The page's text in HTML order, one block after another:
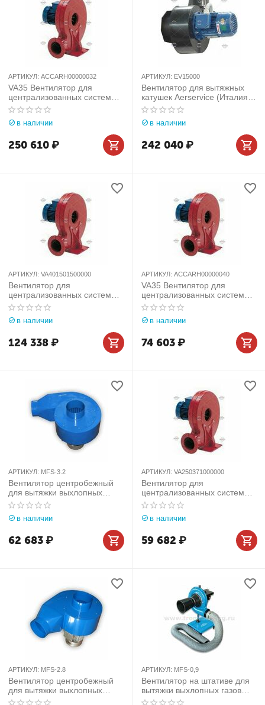
АРТИКУЛ: ACCARH00000032
VA35 Вентилятор для
централизованных систем
Aerservice (Италия) арт.
ACCARH00000032
в наличии
250 610₽
АРТИКУЛ: EV15000
Вентилятор для вытяжных
катушек Aerservice (Италия)
арт. EV15000
в наличии
242 040₽
АРТИКУЛ: VA401501500000
Вентилятор для
централизованных систем
Aerservice (Италия) арт.
VA401501500000
в наличии
124 338₽
АРТИКУЛ: ACCARH00000040
VA35 Вентилятор для
централизованных систем
Aerservice (Италия) арт.
ACCARH00000040
в наличии
74 603₽
АРТИКУЛ: MFS-3.2
Вентилятор центробежный
для вытяжки выхлопных
газов MFS (3200 м³/час)
в наличии
62 683₽
АРТИКУЛ: VA250371000000
Вентилятор для
централизованных систем
Aerservice (Италия) арт.
VA250371000000
в наличии
59 682 ₽
АРТИКУЛ: MFS-2.8
Вентилятор центробежный
для вытяжки выхлопных
газов MFS (2800 м³/час)
АРТИКУЛ: MFS-0,9
Вентилятор на штативе для
вытяжки выхлопных газов
(1900 м/час)